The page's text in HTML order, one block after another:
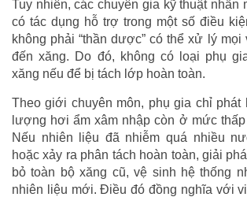
Tuy nhiên, các chuyên gia kỹ thuật nhấn
có tác dụng hỗ trợ trong một số điều
không phải “thần dược” có thể xử lý mọi
đến xăng. Do đó, không có loại phụ
xăng nếu để bị tách lớp hoàn toàn.
Theo giới chuyên môn, phụ gia chỉ phát
lượng hơi ẩm xâm nhập còn ở mức
Nếu nhiên liệu đã nhiễm quá nhiều
hoặc xảy ra phân tách hoàn toàn, giải
bỏ toàn bộ xăng cũ, vệ sinh hệ thống
nhiên liệu mới. Điều đó đồng nghĩa với